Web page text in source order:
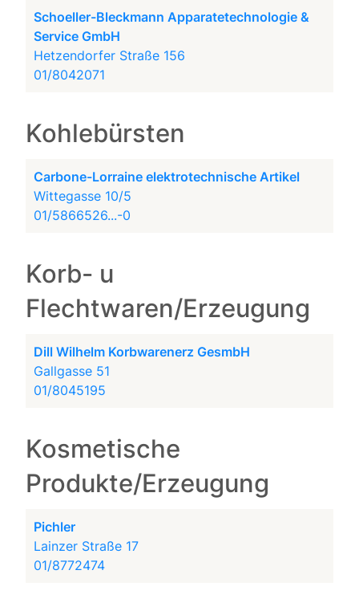
Schoeller-Bleckmann Apparatetechnologie &
Service GmbH
Hetzendorfer Straße 156
01/8042071
Kohlebürsten
Carbone-Lorraine elektrotechnische Artikel
Wittegasse 10/5
01/5866526...-0
Korb- u
Flechtwaren/Erzeugung
Dill Wilhelm Korbwarenerz GesmbH
Gallgasse 51
01/8045195
Kosmetische
Produkte/Erzeugung
Pichler
Lainzer Straße 17
01/8772474